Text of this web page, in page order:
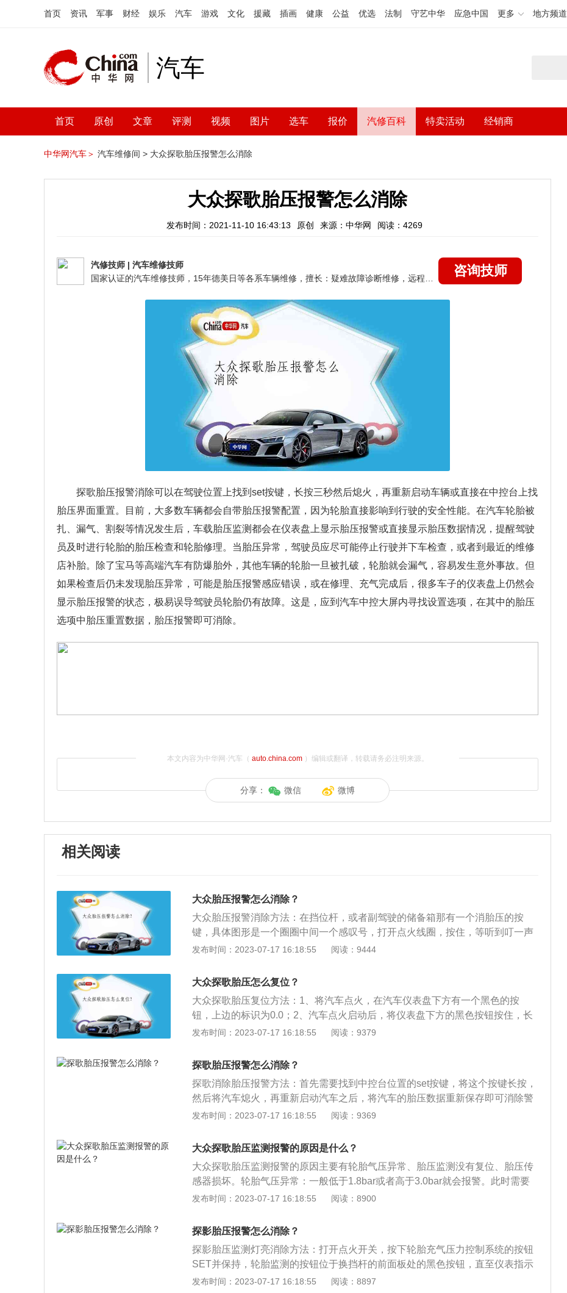
首页 资讯 军事 财经 娱乐 汽车 游戏 文化 援藏 插画 健康 公益 优选 法制 守艺中华 应急中国 更多 地方频道
汽车
首页 原创 文章 评测 视频 图片 选车 报价 汽修百科 特卖活动 经销商
中华网汽车＞ 汽车维修间 > 大众探歌胎压报警怎么消除
大众探歌胎压报警怎么消除
发布时间：2021-11-10 16:43:13 原创 来源：中华网 阅读：4269
汽修技师 | 汽车维修技师
咨询技师
探歌胎压报警消除可以在驾驶位置上找到set按键，长按三秒然后熄火，再重新启动车辆或直接在中控台上找
胎压界面重置。目前，大多数车辆都会自带胎压报警配置，因为轮胎直接影响到行驶的安全性能。在汽车轮胎被
扎、漏气、割裂等情况发生后，车载胎压监测都会在仪表盘上显示胎压报警或直接显示胎压数据情况，提醒驾驶
员及时进行轮胎的胎压检查和轮胎修理。当胎压异常，驾驶员应尽可能停止行驶并下车检查，或者到最近的维修
店补胎。除了宝马等高端汽车有防爆胎外，其他车辆的轮胎一旦被扎破，轮胎就会漏气，容易发生意外事故。但
如果检查后仍未发现胎压异常，可能是胎压报警感应错误，或在修理、充气完成后，很多车子的仪表盘上仍然会
显示胎压报警的状态，极易误导驾驶员轮胎仍有故障。这是，应到汽车中控大屏内寻找设置选项，在其中的胎压
选项中胎压重置数据，胎压报警即可消除。
本文内容为中华网·汽车（ auto.china.com）编辑或翻译，转载请务必注明来源。
分享： 微信 微博
相关阅读
大众胎压报警怎么消除？
大众胎压报警消除方法：在挡位杆，或者副驾驶的储备箱那有一个消胎压的按
键，具体图形是一个圈圈中间一个感叹号，打开点火线圈，按住，等听到叮一声
即可。胎压严格意义上指的是轮胎内部空气的压强，轮胎胎压是汽车的血压，胎
适型为例，该车是一款中型车，配备1.4t150马力l4发动机和7挡双离合变速箱，
发动机最大功率为110kw，最大扭矩为250nm。
发布时间：2023-07-17 16:18:55 阅读：9444
大众探歌胎压怎么复位？
大众探歌胎压复位方法：1、将汽车点火，在汽车仪表盘下方有一个黑色的按
钮，上边的标识为0.0；2、汽车点火启动后，将仪表盘下方的黑色按钮按住，长
按一段时间后，仪表盘上会出现确定要复位保养服务的数据或者是确定要复位车
探歌是一汽大众推出的第一款小型SUV，整个汽车的外观采用更年轻化的设计。
在动力方面，这款车搭载的是1.2T和1.4T发动机，与发动机匹配的是一台7速湿
式双离合变速箱。
发布时间：2023-07-17 16:18:55 阅读：9379
探歌胎压报警怎么消除？
探歌消除胎压报警方法：首先需要找到中控台位置的set按键，将这个按键长按，
然后将汽车熄火，再重新启动汽车之后，将汽车的胎压数据重新保存即可消除警
报。按照胎压监测装置的类型来划分，可以分为直接式胎压监测和间接式胎压监
版，主要区别在于方向盘样式和细节装饰上，也都可以选择不同颜色的装饰条以
及座椅样色。2020款探歌在进取型、舒适型和豪华型上还新增贝加尔湖蓝色内饰
装饰条可选。
发布时间：2023-07-17 16:18:55 阅读：9369
大众探歌胎压监测报警的原因是什么？
大众探歌胎压监测报警的原因主要有轮胎气压异常、胎压监测没有复位、胎压传
感器损坏。轮胎气压异常：一般低于1.8bar或者高于3.0bar就会报警。此时需要
进行轮胎检查和调整气压。胎压监测没有复位：轮胎充气后，没有及时地进行胎
亮。此时只要进行胎压复位即可。胎压传感器损坏：胎压传感器用来监测轮胎胎
压，直接安装在轮胎内部，与轮胎充气口相连，如果在行驶中轮胎被磕，顶坏胎
压传感器，也会导致胎压故障灯亮起。对于传感器的损坏问题，只能更换全新的
配件。
发布时间：2023-07-17 16:18:55 阅读：8900
探影胎压报警怎么消除？
探影胎压监测灯亮消除方法：打开点火开关，按下轮胎充气压力控制系统的按钮
SET并保持，轮胎监测的按钮位于换挡杆的前面板处的黑色按钮，直至仪表指示
灯亮起。胎压监测指示灯，是一个黄色的标志，一个不规则的圆圈，上面没有印
发布时间：2023-07-17 16:18:55 阅读：8897